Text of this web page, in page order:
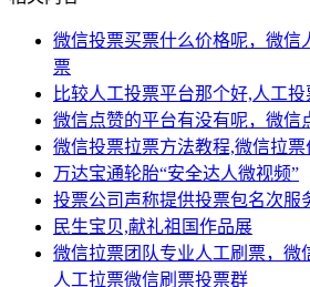
微信投票买票什么价格呢，微信
票
比较人工投票平台那个好,人工
微信点赞的平台有没有呢，微信
微信投票拉票方法教程,微信拉票
万达宝通轮胎“安全达人微视频”
投票公司声称提供投票包名次服
民生宝贝,献礼祖国作品展
微信拉票团队专业人工刷票，微
人工拉票微信刷票投票群